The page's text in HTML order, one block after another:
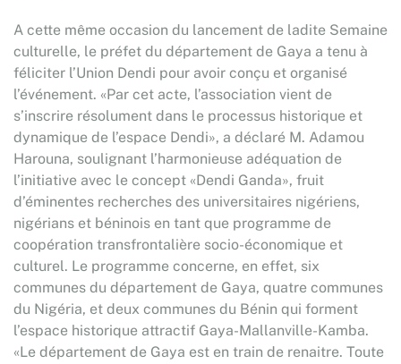
A cette même occasion du lancement de ladite Semaine
culturelle, le préfet du département de Gaya a tenu à
féliciter l’Union Dendi pour avoir conçu et organisé
l’événement. «Par cet acte, l’association vient de
s’inscrire résolument dans le processus historique et
dynamique de l’espace Dendi», a déclaré M. Adamou
Harouna, soulignant l’harmonieuse adéquation de
l’initiative avec le concept «Dendi Ganda», fruit
d’éminentes recherches des universitaires nigériens,
nigérians et béninois en tant que programme de
coopération transfrontalière socio-économique et
culturel. Le programme concerne, en effet, six
communes du département de Gaya, quatre communes
du Nigéria, et deux communes du Bénin qui forment
l’espace historique attractif Gaya-Mallanville-Kamba.
«Le département de Gaya est en train de renaitre. Toute